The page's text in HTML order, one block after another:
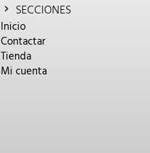
SECCIONES
Inicio
Contactar
Tienda
Mi cuenta